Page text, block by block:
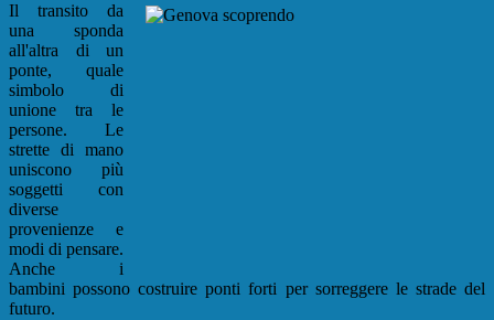
Il transito da
una sponda
all'altra di un
ponte, quale
simbolo di
unione tra le
persone. Le
strette di mano
uniscono più
soggetti con
diverse
provenienze e
modi di pensare.
Anche i
bambini possono costruire ponti forti per sorreggere le strade del
futuro.